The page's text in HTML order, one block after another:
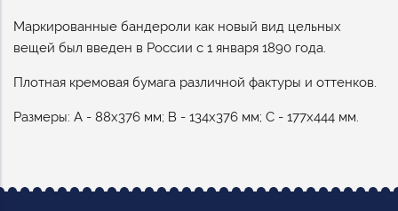
Маркированные бандероли как новый вид цельных
вещей был введен в России с 1 января 1890 года.
Плотная кремовая бумага различной фактуры и оттенков.
Размеры: А - 88х376 мм; В - 134х376 мм; С - 177х444 мм.